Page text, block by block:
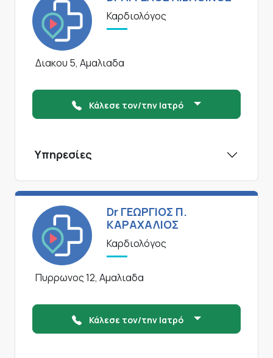
Καρδιολόγος
Διακου 5, Αμαλιαδα
Κάλεσε τον/την Ιατρό
Υπηρεσίες
Dr ΓΕΩΡΓΙΟΣ Π.
ΚΑΡΑΧΑΛΙΟΣ
Καρδιολόγος
Πυρρωνος 12, Αμαλιαδα
Κάλεσε τον/την Ιατρό